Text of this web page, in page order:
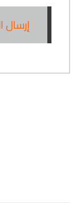
إرسال